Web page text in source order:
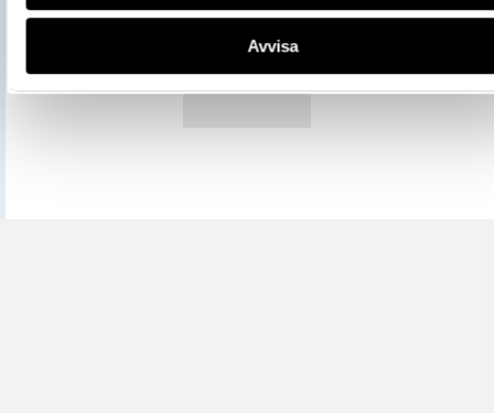
Avvisa